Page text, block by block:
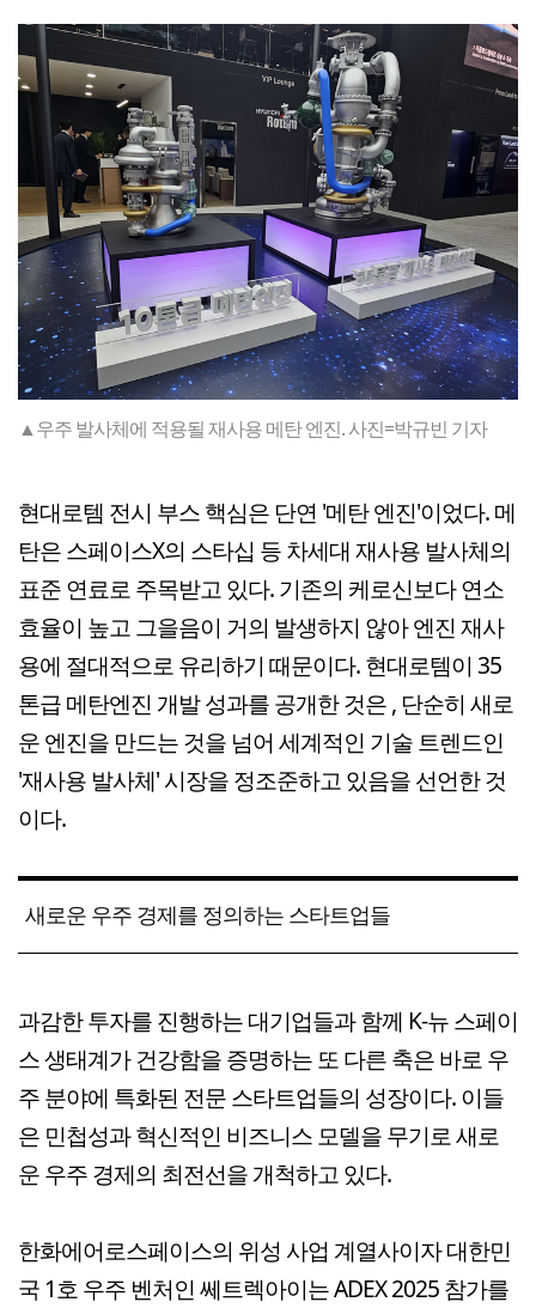
▲우주 발사체에 적용될 재사용 메탄 엔진. 사진=박규빈 기자
현대로템 전시 부스 핵심은 단연 '메탄 엔진'이었다. 메
탄은 스페이스X의 스타십 등 차세대 재사용 발사체의
표준 연료로 주목받고 있다. 기존의 케로신보다 연소
효율이 높고 그을음이 거의 발생하지 않아 엔진 재사
용에 절대적으로 유리하기 때문이다. 현대로템이 35
톤급 메탄엔진 개발 성과를 공개한 것은 , 단순히 새로
운 엔진을 만드는 것을 넘어 세계적인 기술 트렌드인
'재사용 발사체' 시장을 정조준하고 있음을 선언한 것
이다.
새로운 우주 경제를 정의하는 스타트업들
과감한 투자를 진행하는 대기업들과 함께 K-뉴 스페이
스 생태계가 건강함을 증명하는 또 다른 축은 바로 우
주 분야에 특화된 전문 스타트업들의 성장이다. 이들
은 민첩성과 혁신적인 비즈니스 모델을 무기로 새로
운 우주 경제의 최전선을 개척하고 있다.
한화에어로스페이스의 위성 사업 계열사이자 대한민
국 1호 우주 벤처인 쎄트렉아이는 ADEX 2025 참가를